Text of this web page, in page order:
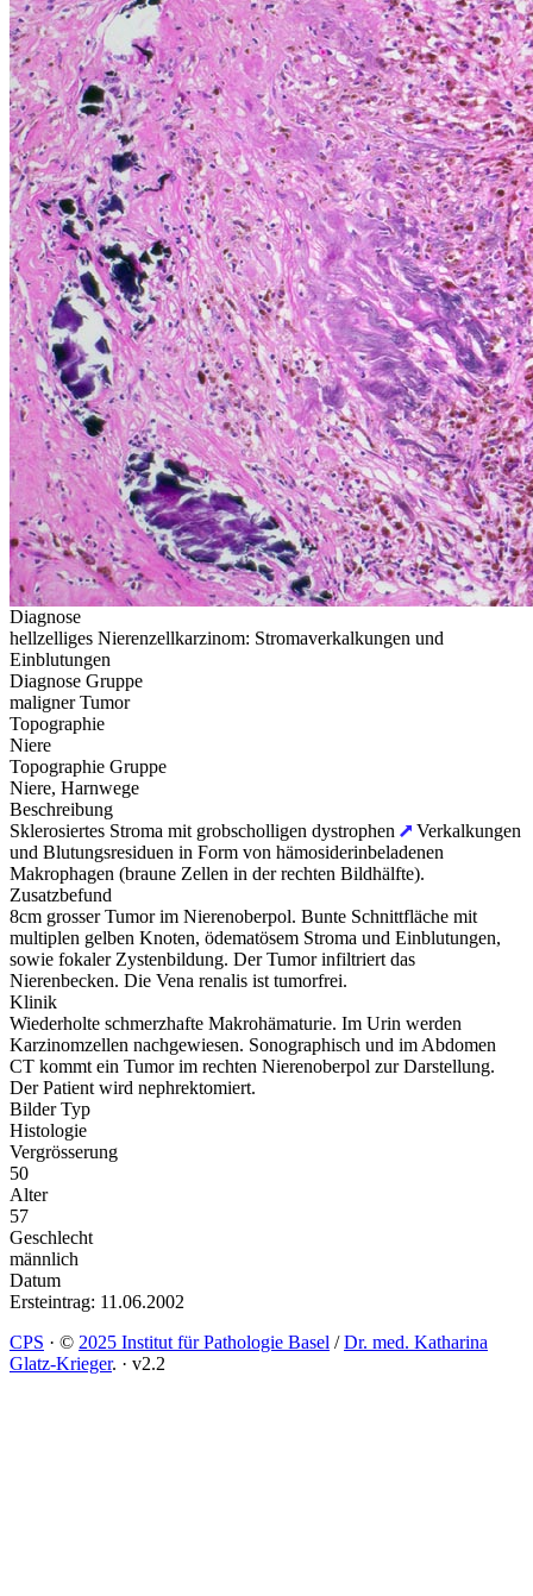
Diagnose
hellzelliges Nierenzellkarzinom: Stromaverkalkungen und
Einblutungen
Diagnose Gruppe
maligner Tumor
Topographie
Niere
Topographie Gruppe
Niere, Harnwege
Beschreibung
Sklerosiertes Stroma mit grobscholligen dystrophen
Verkalkungen
und Blutungsresiduen in Form von hämosiderinbeladenen
Makrophagen (braune Zellen in der rechten Bildhälfte).
Zusatzbefund
8cm grosser Tumor im Nierenoberpol. Bunte Schnittfläche mit
multiplen gelben Knoten, ödematösem Stroma und Einblutungen,
sowie fokaler Zystenbildung. Der Tumor infiltriert das
Nierenbecken. Die Vena renalis ist tumorfrei.
Klinik
Wiederholte schmerzhafte Makrohämaturie. Im Urin werden
Karzinomzellen nachgewiesen. Sonographisch und im Abdomen
CT kommt ein Tumor im rechten Nierenoberpol zur Darstellung.
Der Patient wird nephrektomiert.
Bilder Typ
Histologie
Vergrösserung
50
Alter
57
Geschlecht
männlich
Datum
Ersteintrag: 11.06.2002
CPS · © 2025 Institut für Pathologie Basel /Dr. med. Katharina
Glatz-Krieger. · v2.2